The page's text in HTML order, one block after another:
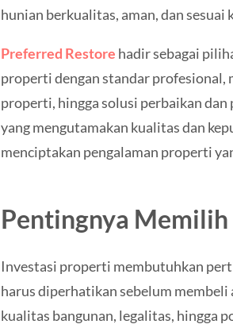
hunian berkualitas, aman, dan sesuai
Preferred Restore hadir sebagai
properti dengan standar profesional,
properti, hingga solusi perbaikan
yang mengutamakan kualitas dan
menciptakan pengalaman properti
Pentingnya
Investasi properti membutuhkan
harus diperhatikan sebelum membeli
kualitas bangunan, legalitas, hingga